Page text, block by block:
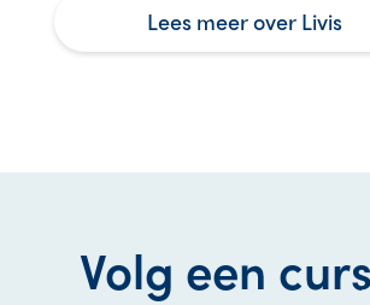
Lees meer over Livis
Volg een